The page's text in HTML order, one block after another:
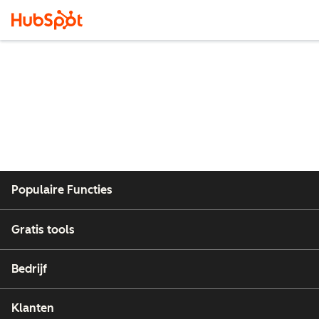
Populaire Functies
Gratis tools
Bedrijf
Klanten